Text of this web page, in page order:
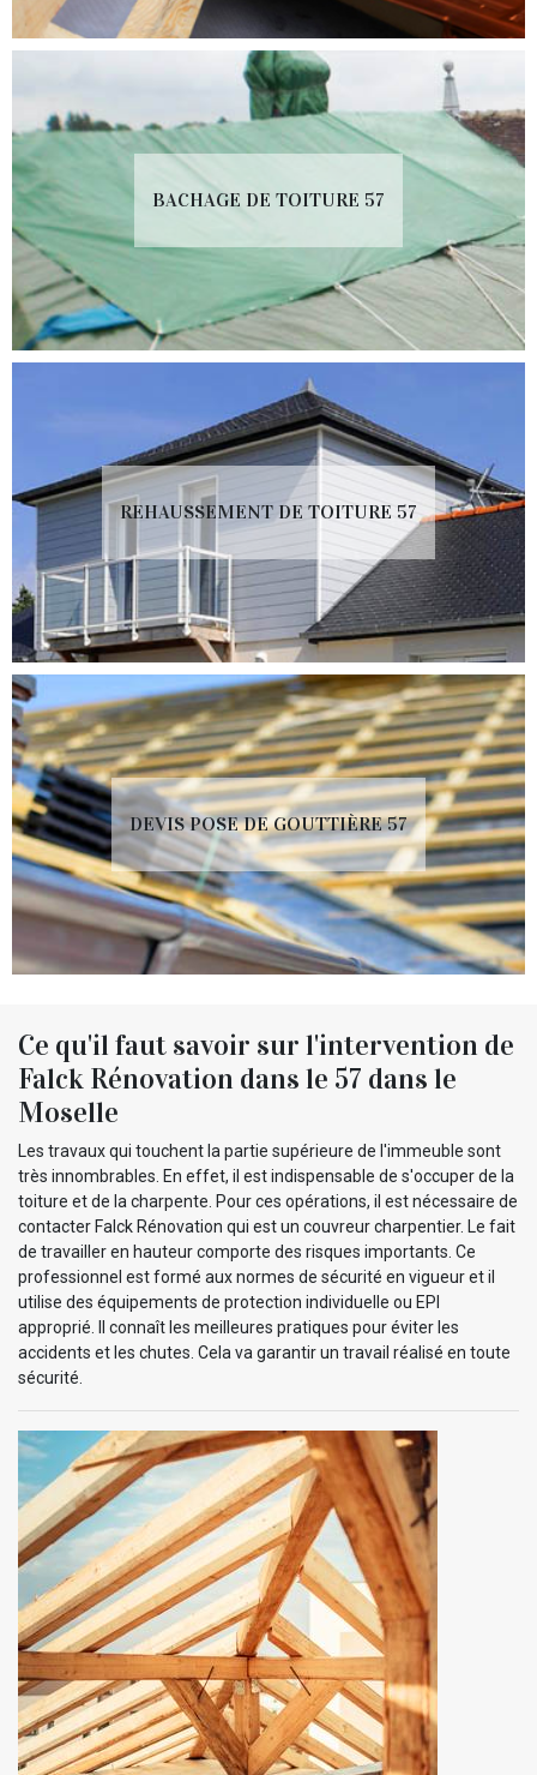
BACHAGE DE TOITURE 57
REHAUSSEMENT DE TOITURE 57
DEVIS POSE DE GOUTTIÈRE 57
Ce qu'il faut savoir sur l'intervention de
Falck Rénovation dans le 57 dans le
Moselle
Les travaux qui touchent la partie supérieure de l'immeuble sont
très innombrables. En effet, il est indispensable de s'occuper de la
toiture et de la charpente. Pour ces opérations, il est nécessaire de
contacter Falck Rénovation qui est un couvreur charpentier. Le fait
de travailler en hauteur comporte des risques importants. Ce
professionnel est formé aux normes de sécurité en vigueur et il
utilise des équipements de protection individuelle ou EPI
approprié. Il connaît les meilleures pratiques pour éviter les
accidents et les chutes. Cela va garantir un travail réalisé en toute
sécurité.